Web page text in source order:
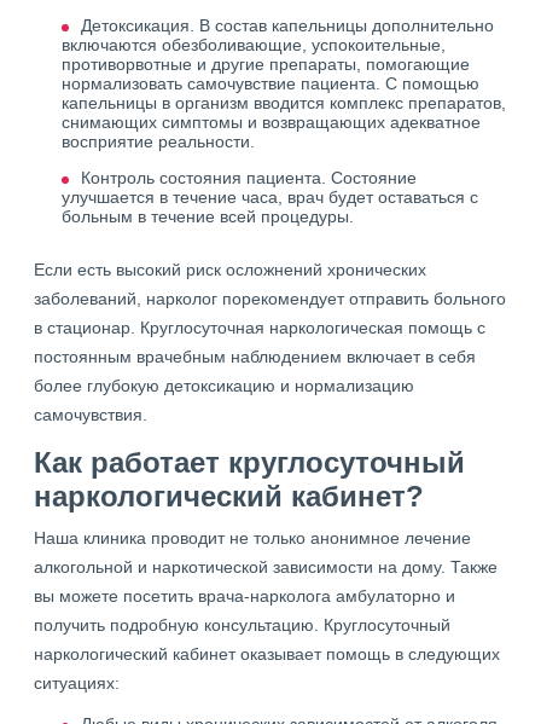
Детоксикация. В состав капельницы дополнительно
включаются обезболивающие, успокоительные,
противорвотные и другие препараты, помогающие
нормализовать самочувствие пациента. С помощью
капельницы в организм вводится комплекс препаратов,
снимающих симптомы и возвращающих адекватное
восприятие реальности.
Контроль состояния пациента. Состояние
улучшается в течение часа, врач будет оставаться с
больным в течение всей процедуры.
Если есть высокий риск осложнений хронических
заболеваний, нарколог порекомендует отправить больного
в стационар. Круглосуточная наркологическая помощь с
постоянным врачебным наблюдением включает в себя
более глубокую детоксикацию и нормализацию
самочувствия.
Как работает круглосуточный
наркологический кабинет?
Наша клиника проводит не только анонимное лечение
алкогольной и наркотической зависимости на дому. Также
вы можете посетить врача-нарколога амбулаторно и
получить подробную консультацию. Круглосуточный
наркологический кабинет оказывает помощь в следующих
ситуациях: